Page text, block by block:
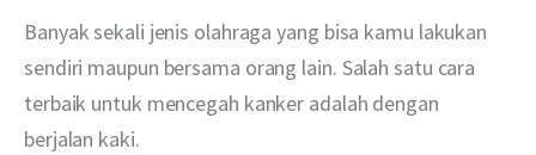
Banyak sekali jenis olahraga yang bisa kamu lakukan
sendiri maupun bersama orang lain. Salah satu cara
terbaik untuk mencegah kanker adalah dengan
berjalan kaki.